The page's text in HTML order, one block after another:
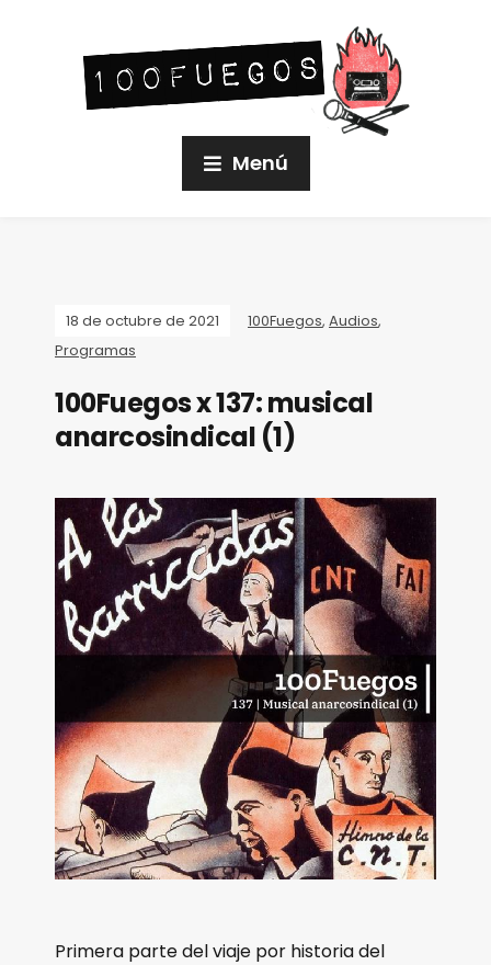
Menú
18 de octubre de 2021 100Fuegos, Audios,
Programas
100Fuegos x 137: musical
anarcosindical (1)
Primera parte del viaje por historia del